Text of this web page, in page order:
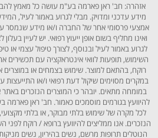
אזהרה: חב' ראן פארמה בע"מ עושה כל מאמץ
מידע עדכני ומדויק. מבלי לגרוע באמור לעיל,
אמצעי פרסומי אחר של החברה ו/או מידע שנמסר
ואינו מחליף בשום אופן ייעוץ רפואי. יש לעיין
לגרוע באמור לעיל ובנוסף, לצורך טיפול עצמי או
השימוש, תופעות לוואי אינטראקציה עם תכשירים
רוקח, בהתאם למוצר. שימוש בצמחים או במוצרים
במקרים מסוימים שיקול דעת רפואי ו/או התייעצות
במומחה מתאים. יובהר כי המוצרים הנזכרים
להיוועץ בגורמים מוסמכים כאמור. חב' ראן
לכל מקרה של שימוש בלתי מבוקר, או בלתי
הנזכרים. אנו ממליצים להיוועץ ברופא / רוקח לפני
הנוטלים תרופות מרשם, נשים בהיריון, נשים